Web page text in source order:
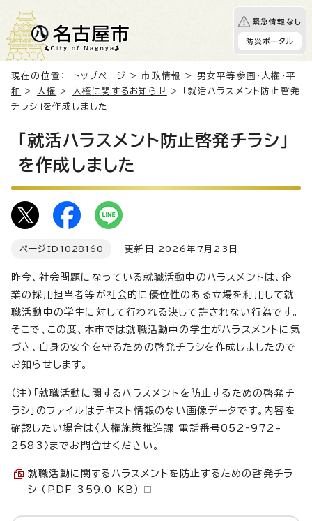
緊急情報なし
防災ポータル
現在の位置： トップページ >市政情報 > 男女平等参画・人権・平
和
> 人権 > 人権に関するお知らせ > 「就活ハラスメント防止啓発
チラシ」を作成しました
「就活ハラスメント防止啓発チラシ」
を作成しました
ページID 1028160 更新日 2026年7月23日
昨今、社会問題になっている就職活動中のハラスメントは、企
業の採用担当者等が社会的に優位性のある立場を利用して就
職活動中の学生に対して行われる決して許されない行為です。
そこで、この度、本市では就職活動中の学生がハラスメントに気
づき、自身の安全を守るための啓発チラシを作成しましたので
お知らせします。
（注）「就職活動に関するハラスメントを防止するための啓発チ
ラシ」のファイルはテキスト情報のない画像データです。内容を
確認したい場合は〈人権施策推進課 電話番号052‐972-
2583〉までお問合せください。
就職活動に関するハラスメントを防止するための啓発チラ
シ （PDF 359.0 KB）